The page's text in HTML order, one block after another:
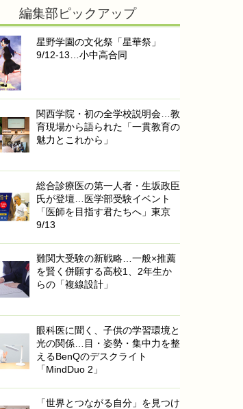
編集部ピックアップ
星野学園の文化祭「星華祭」
9/12-13…小中高合同
関西学院・初の全学校説明会…教
育現場から語られた「一貫教育の
魅力とこれから」
総合診療医の第一人者・生坂政臣
氏が登壇…医学部受験イベント
「医師を目指す君たちへ」東京
9/13
難関大受験の新戦略…一般×推薦
を賢く併願する高校1、2年生か
らの「複線設計」
眼科医に聞く、子供の学習環境と
光の関係…目・姿勢・集中力を整
えるBenQのデスクライト
「MindDuo 2」
「世界とつながる自分」を見つけ